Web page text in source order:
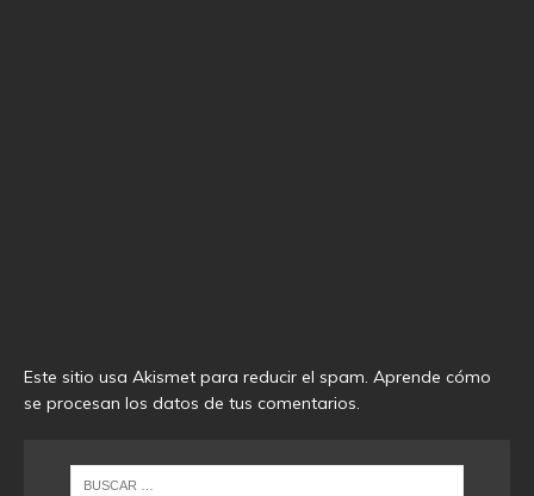
Este sitio usa Akismet para reducir el spam. Aprende cómo
se procesan los datos de tus comentarios.